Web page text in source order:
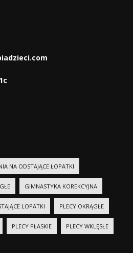
NA ODSTAJĄCE ŁOPATKI
GIMNASTYKA KOREKCYJNA
LOPATKI PLECY OKRĄGŁE
PLECY PŁASKIE PLECY WKLĘSŁE